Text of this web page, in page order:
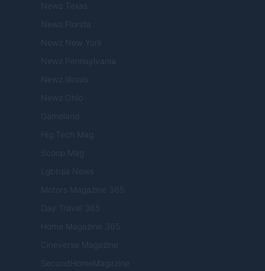
Newz Texas
Newz Florida
Newz New York
Newz Pennsylvania
Newz Illinois
Newz Ohio
Gameland
Hig Tech Mag
Scoop Mag
Lgbtqia News
Motors Magazine 365
Day Travel 365
Home Magazine 365
Cineverse Magazine
SecondHomeMagazine